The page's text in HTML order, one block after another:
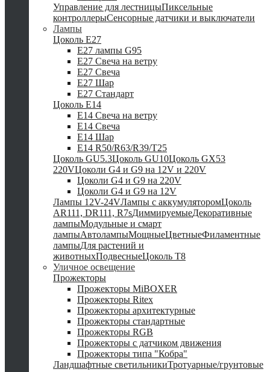
Управление для лестницыПиксельные
контроллерыСенсорные датчики и выключатели
Лампы
Цоколь Е27
E27 лампы G95
E27 Свеча на ветру
E27 Свеча
E27 Шар
E27 Стандарт
Цоколь Е14
E14 Свеча на ветру
E14 Свеча
E14 Шар
E14 R50/R63/R39/T25
Цоколь GU5.3Цоколь GU10Цоколь GX53
220VЦоколи G4 и G9 на 12V и 220V
Цоколи G4 и G9 на 220V
Цоколи G4 и G9 на 12V
Лампы 12V-24VЛампы с аккумуляторомЦоколь
AR111, DR111, R7sДиммируемыеДекоративные
лампыМодульные и смарт
лампыАвтолампыМощныеЦветныеФиламентные
лампыДля растений и
животныхПодвесныеЦоколь T8
Уличное освещение
Прожекторы
Прожекторы MiBOXER
Прожекторы Ritex
Прожекторы архитектурные
Прожекторы стандартные
Прожекторы RGB
Прожекторы с датчиком движения
Прожекторы типа "Кобра"
Ландшафтные светильникиТротуарные/грунтовые